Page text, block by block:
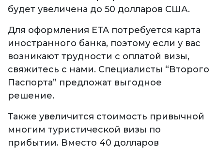
будет увеличена до 50 долларов США.
Для оформления ETA потребуется карта
иностранного банка, поэтому если у вас
возникают трудности с оплатой визы,
свяжитесь с нами. Специалисты “Второго
Паспорта” предложат выгодное
решение.
Также увеличится стоимость привычной
многим туристической визы по
прибытии. Вместо 40 долларов